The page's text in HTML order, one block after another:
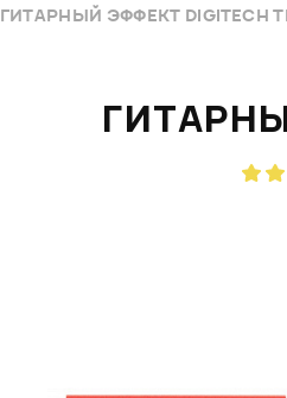
ГИТАРНЫЙ ЭФФЕКТ DIGITECH